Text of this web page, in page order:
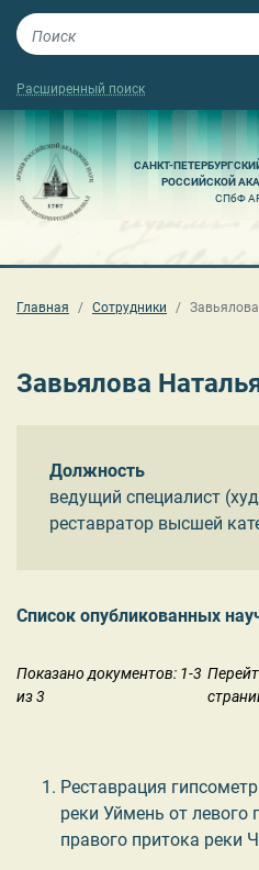
Расширенный поиск
САНКТ-
РОССИЙСКОЙ
СПбФ
Главная Сотрудники
Завьялова
Должность
ведущий специалист
реставратор высшей
Список опубликованных
Показано документов: 1-3
из 3
Реставрация
реки Уймень от левого
правого притока реки